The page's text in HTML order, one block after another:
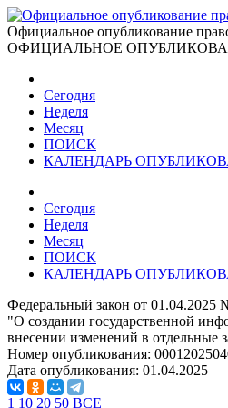
Официальное опубликование
ОФИЦИАЛЬНОЕ
Сегодня
Неделя
Месяц
ПОИСК
КАЛЕНДАРЬ
Сегодня
Неделя
Месяц
ПОИСК
КАЛЕНДАРЬ
Федеральный закон от
"О создании государственной
внесении изменений в отдельные
Номер опубликования:
Дата опубликования: 01.04.2025
1 10 20 50 ВСЕ